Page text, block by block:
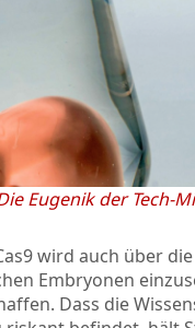
Eugenik der Tech-
wird auch über die
Embryonen
Dass die